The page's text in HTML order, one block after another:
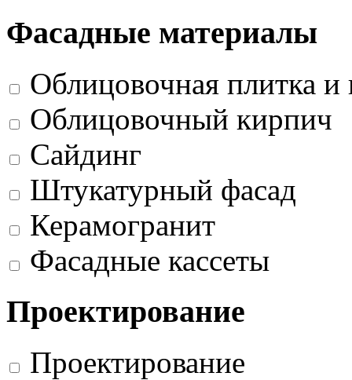
Фасадные материалы
Облицовочная плитка и
Облицовочный кирпич
Сайдинг
Штукатурный фасад
Керамогранит
Фасадные кассеты
Проектирование
Проектирование